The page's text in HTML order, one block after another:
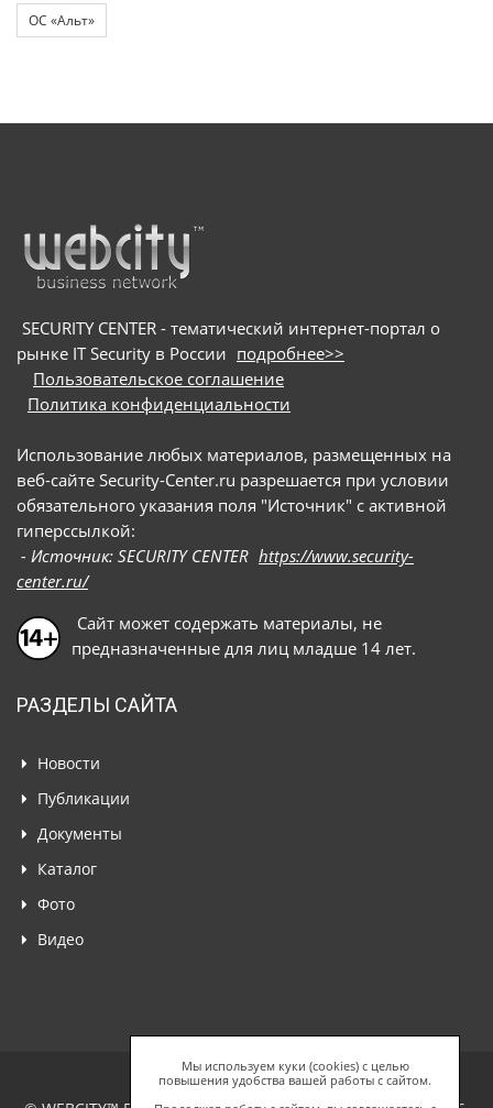
ОС «Альт»
SECURITY CENTER - тематический интернет-портал о
рынке IT Security в России подробнее>>
Пользовательское соглашение
Политика конфиденциальности
Использование любых материалов, размещенных на
веб-сайте Security-Center.ru разрешается при условии
обязательного указания поля "Источник" с активной
гиперссылкой:
- Источник: SECURITY CENTER https://www.security-
center.ru/
Сайт может содержать материалы, не
предназначенные для лиц младше 14 лет.
РАЗДЕЛЫ САЙТА
Новости
Публикации
Документы
Каталог
Фото
Видео
Мы используем куки (cookies) с целью
повышения удобства вашей работы с сайтом.